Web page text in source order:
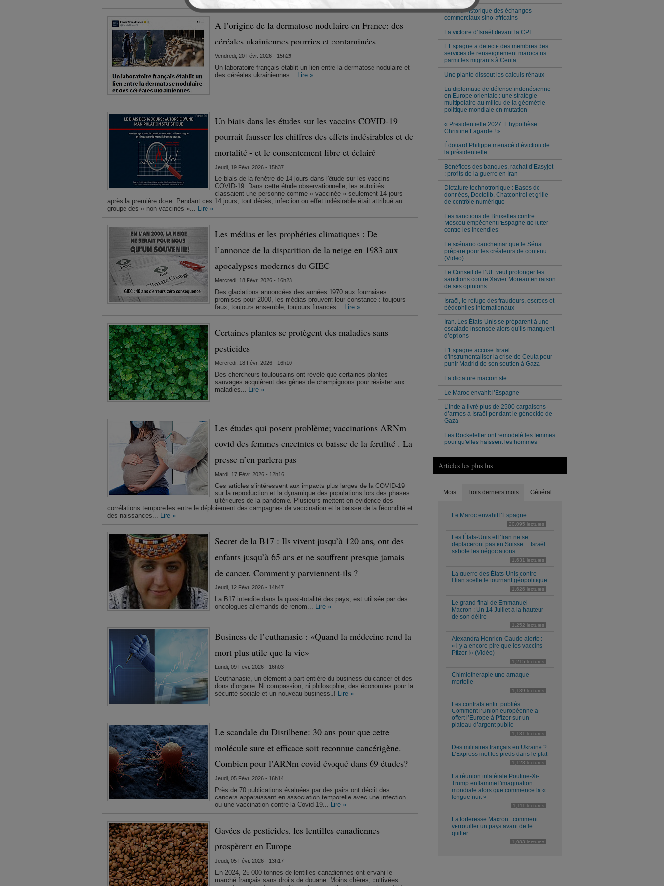
A l’origine de la dermatose nodulaire en France: des
céréales ukainiennes pourries et contaminées
Vendredi, 20 Févr. 2026 - 15h29
Un laboratoire français établit un lien entre la dermatose nodulaire et
des céréales ukrainiennes... Lire »
Un biais dans les études sur les vaccins COVID-19
pourrait fausser les chiffres des effets indésirables et de
mortalité - et le consentement libre et éclairé
Jeudi, 19 Févr. 2026 - 15h37
Le biais de la fenêtre de 14 jours dans l'étude sur les vaccins
COVID-19. Dans cette étude observationnelle, les autorités
classaient une personne comme « vaccinée » seulement 14 jours
après la première dose. Pendant ces 14 jours, tout décès, infection ou effet indésirable était attribué au
groupe des « non-vaccinés »... Lire »
Les médias et les prophéties climatiques : De
l’annonce de la disparition de la neige en 1983 aux
apocalypses modernes du GIEC
Mercredi, 18 Févr. 2026 - 16h23
Des glaciations annoncées des années 1970 aux fournaises
promises pour 2000, les médias prouvent leur constance : toujours
faux, toujours ensemble, toujours financés... Lire »
Certaines plantes se protègent des maladies sans
pesticides
Mercredi, 18 Févr. 2026 - 16h10
Des chercheurs toulousains ont révélé que certaines plantes
sauvages acquièrent des gènes de champignons pour résister aux
maladies... Lire »
Les études qui posent problème; vaccinations ARNm
covid des femmes enceintes et baisse de la fertilité . La
presse n’en parlera pas
Mardi, 17 Févr. 2026 - 12h16
Ces articles s’intéressent aux impacts plus larges de la COVID-19
sur la reproduction et la dynamique des populations lors des phases
ultérieures de la pandémie. Plusieurs mettent en évidence des
corrélations temporelles entre le déploiement des campagnes de vaccination et la baisse de la fécondité et
des naissances... Lire »
Secret de la B17 : Ils vivent jusqu’à 120 ans, ont des
enfants jusqu’à 65 ans et ne souffrent presque jamais
de cancer. Comment y parviennent-ils ?
Jeudi, 12 Févr. 2026 - 14h47
La B17 interdite dans la quasi-totalité des pays, est utilisée par des
oncologues allemands de renom... Lire »
Business de l’euthanasie : «Quand la médecine rend la
mort plus utile que la vie»
Lundi, 09 Févr. 2026 - 16h03
L’euthanasie, un élément à part entière du business du cancer et des
dons d’organe. Ni compassion, ni philosophie, des économies pour la
sécurité sociale et un nouveau business..! Lire »
Le scandale du Distilbene: 30 ans pour que cette
molécule sure et efficace soit reconnue cancérigène.
Combien pour l’ARNm covid évoqué dans 69 études?
Jeudi, 05 Févr. 2026 - 16h14
Près de 70 publications évaluées par des pairs ont décrit des
cancers apparaissant en association temporelle avec une infection
ou une vaccination contre la Covid-19... Lire »
Gavées de pesticides, les lentilles canadiennes
prospèrent en Europe
Jeudi, 05 Févr. 2026 - 13h17
En 2024, 25 000 tonnes de lentilles canadiennes ont envahi le
marché français sans droits de douane. Moins chères, cultivées
Record historique des échanges
commerciaux sino-africains
La victoire d’Israël devant la CPI
L’Espagne a détecté des membres des
services de renseignement marocains
parmi les migrants à Ceuta
Une plante dissout les calculs rénaux
La diplomatie de défense indonésienne
en Europe orientale : une stratégie
multipolaire au milieu de la géométrie
politique mondiale en mutation
« Présidentielle 2027. L’hypothèse
Christine Lagarde ! »
Édouard Philippe menacé d’éviction de
la présidentielle
Bénéfices des banques, rachat d’Easyjet
: profits de la guerre en Iran
Dictature technotronique : Bases de
données, Doctolib, Chatcontrol et grille
de contrôle numérique
Les sanctions de Bruxelles contre
Moscou empêchent l'Espagne de lutter
contre les incendies
Le scénario cauchemar que le Sénat
prépare pour les créateurs de contenu
(Vidéo)
Le Conseil de l’UE veut prolonger les
sanctions contre Xavier Moreau en raison
de ses opinions
Israël, le refuge des fraudeurs, escrocs et
pédophiles internationaux
Iran. Les États-Unis se préparent à une
escalade insensée alors qu’ils manquent
d’options
L'Espagne accuse Israël
d'instrumentaliser la crise de Ceuta pour
punir Madrid de son soutien à Gaza
La dictature macroniste
Le Maroc envahit l’Espagne
L’Inde a livré plus de 2500 cargaisons
d’armes à Israël pendant le génocide de
Gaza
Les Rockefeller ont remodelé les femmes
pour qu'elles haïssent les hommes
Articles les plus lus
Mois Trois derniers mois Général
Le Maroc envahit l’Espagne
20,095 lectures
Les États-Unis et l’Iran ne se
déplaceront pas en Suisse… Israël
sabote les négociations
1,631 lectures
La guerre des États-Unis contre
l’Iran scelle le tournant géopolitique
1,626 lectures
Le grand final de Emmanuel
Macron : Un 14 Juillet à la hauteur
de son délire
1,252 lectures
Alexandra Henrion-Caude alerte :
«Il y a encore pire que les vaccins
Pfizer !» (Vidéo)
1,215 lectures
Chimiotherapie une arnaque
mortelle
1,139 lectures
Les contrats enfin publiés :
Comment l’Union européenne a
offert l’Europe à Pfizer sur un
plateau d’argent public
1,131 lectures
Des militaires français en Ukraine ?
L’Express met les pieds dans le plat
1,128 lectures
La réunion trilatérale Poutine-Xi-
Trump enflamme l'imagination
mondiale alors que commence la «
longue nuit »
1,111 lectures
La forteresse Macron : comment
verrouiller un pays avant de le
quitter
1,083 lectures